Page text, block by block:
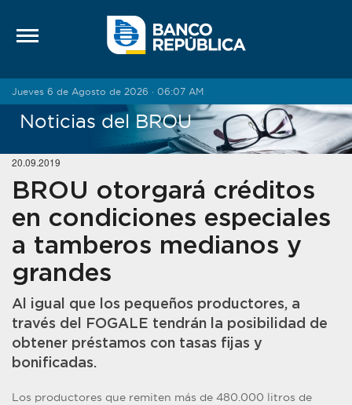
Jueves 6 de Agosto de 2026 · 06:07 AM
Noticias del BROU
20.09.2019
BROU otorgará créditos
en condiciones especiales
a tamberos medianos y
grandes
Al igual que los pequeños productores, a
través del FOGALE tendrán la posibilidad de
obtener préstamos con tasas fijas y
bonificadas.
Los productores que remiten más de 480.000 litros de